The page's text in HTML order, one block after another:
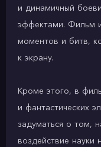
и динамичный
эффектами. Фильм
моментов и битв,
к экрану.
Кроме этого, в
и фантастических
задуматься о том,
воздействие науки